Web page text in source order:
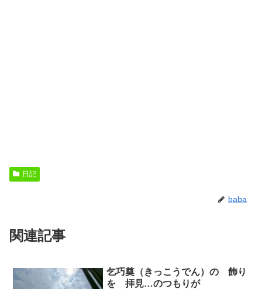
日記
baba
関連記事
乞巧奠（きっこうでん）の 飾り
を 拝見…のつもりが